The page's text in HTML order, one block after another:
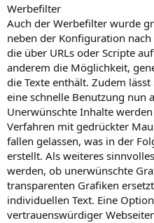
Werbefilter
Auch der Werbefilter wurde
neben der Konfiguration
die über URLs oder Scripte
anderem die Möglichkeit,
die Texte enthält. Zudem
eine schnelle Benutzung nun
Unerwünschte Inhalte
Verfahren mit gedrückter
fallen gelassen, was in der
erstellt. Als weiteres
werden, ob unerwünschte
transparenten Grafiken
individuellen Text. Eine
vertrauenswürdiger